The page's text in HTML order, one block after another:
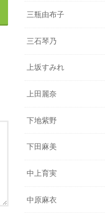
三瓶由布子
三石琴乃
上坂すみれ
上田麗奈
下地紫野
下田麻美
中上育実
中原麻衣